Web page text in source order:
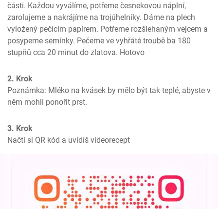
části. Každou vyválíme, potřeme česnekovou náplní,
zarolujeme a nakrájíme na trojúhelníky. Dáme na plech
vyložený pečícím papírem. Potřeme rozšlehaným vejcem a
posypeme semínky. Pečeme ve vyhřáté troubě ba 180
stupňů cca 20 minut do zlatova. Hotovo
2. Krok
Poznámka: Mléko na kvásek by mělo být tak teplé, abyste v
něm mohli ponořit prst.
3. Krok
Načti si QR kód a uvidíš videorecept